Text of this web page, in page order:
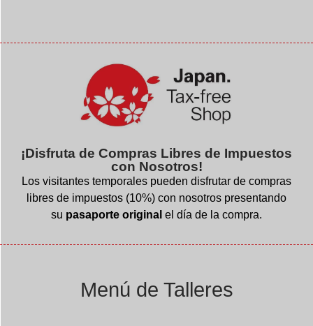
¡Disfruta de Compras Libres de Impuestos
con Nosotros!
Los visitantes temporales pueden disfrutar de compras
libres de impuestos (10%) con nosotros presentando
su pasaporte original el día de la compra.
Menú de Talleres